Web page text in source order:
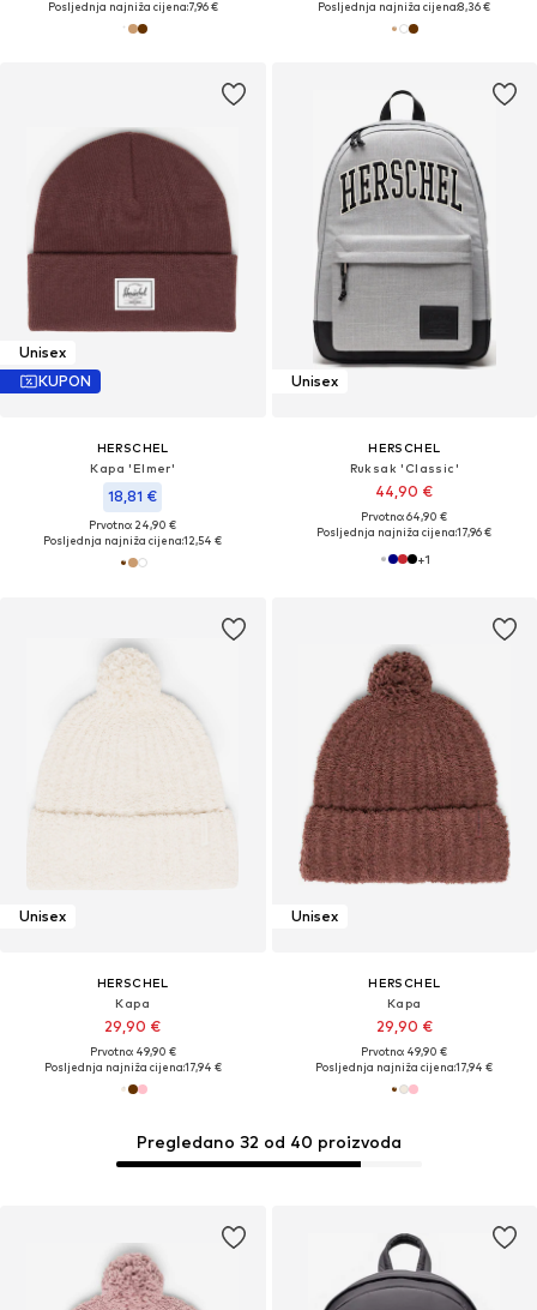
Posljednja najniža cijena:7,96 € Posljednja najniža cijena:8,36 €
Unisex
KUPON
HERSCHEL
Kapa 'Elmer'
18,81 €
Prvotno: 24,90 €
Posljednja najniža cijena:12,54 €
Unisex
HERSCHEL
Ruksak 'Classic'
44,90 €
Prvotno: 64,90 €
Posljednja najniža cijena:17,96 €
+1
Unisex
HERSCHEL
Kapa
29,90 €
Prvotno: 49,90 €
Posljednja najniža cijena:17,94 €
Unisex
HERSCHEL
Kapa
29,90 €
Prvotno: 49,90 €
Posljednja najniža cijena:17,94 €
Pregledano 32 od 40 proizvoda